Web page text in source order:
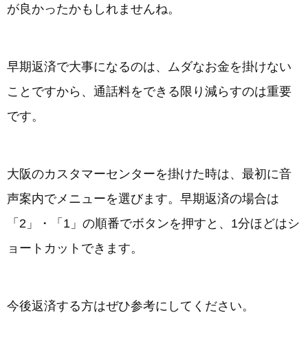
が良かったかもしれませんね。
早期返済で大事になるのは、ムダなお金を掛けない
ことですから、通話料をできる限り減らすのは重要
です。
大阪のカスタマーセンターを掛けた時は、最初に音
声案内でメニューを選びます。早期返済の場合は
「2」・「1」の順番でボタンを押すと、1分ほどはシ
ョートカットできます。
今後返済する方はぜひ参考にしてください。